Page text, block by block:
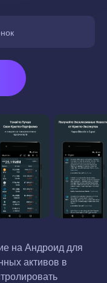
на Андроид для
активов в